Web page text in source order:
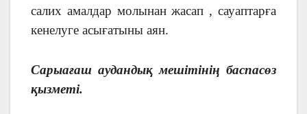
салих амалдар молынан жасап , сауаптарға
кенелуге асығатыны аян.
Сарыағаш аудандық мешітінің баспасөз
қызметі.